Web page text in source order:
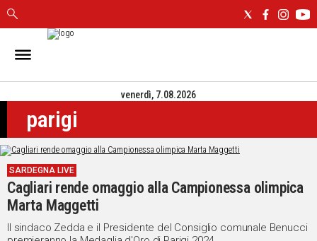
IN
CAGLIARI
SASSARI
NUORO
ORISTANO
SULCIS
GALLURA
OGLIASTRA
MEDIO
venerdì, 7.08.2026
parigi
SARDEGNA LIVE
Cagliari rende omaggio alla Campionessa olimpica
Marta Maggetti
Il sindaco Zedda e il Presidente del Consiglio comunale Benucci